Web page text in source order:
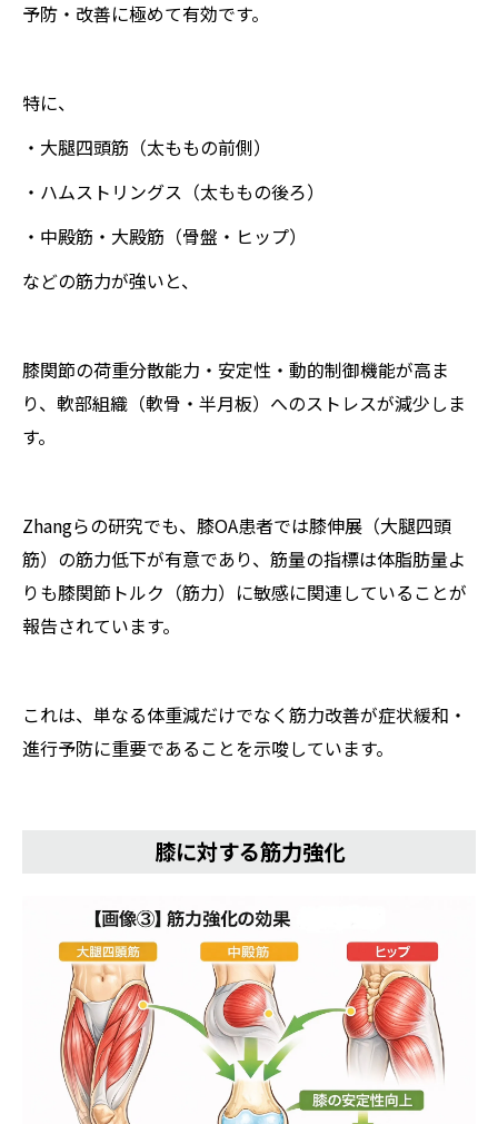
予防・改善に極めて有効です。
特に、
・大腿四頭筋（太ももの前側）
・ハムストリングス（太ももの後ろ）
・中殿筋・大殿筋（骨盤・ヒップ）
などの筋力が強いと、
膝関節の荷重分散能力・安定性・動的制御機能が高ま
り、軟部組織（軟骨・半月板）へのストレスが減少しま
す。
Zhangらの研究でも、膝OA患者では膝伸展（大腿四頭
筋）の筋力低下が有意であり、筋量の指標は体脂肪量よ
りも膝関節トルク（筋力）に敏感に関連していることが
報告されています。
これは、単なる体重減だけでなく筋力改善が症状緩和・
進行予防に重要であることを示唆しています。
膝に対する筋力強化